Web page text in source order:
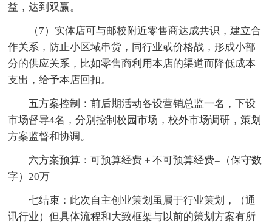
益，达到双赢。
（7）实体店可与邮校附近零售商达成共识，建立合
作关系，防止小区域串货，同行业或价格战，形成小部
分的供应关系，比如零售商利用本店的渠道而降低成本
支出，给予本店回扣。
五方案控制：前后期活动各设营销总监一名，下设
市场督导4名，分别控制校园市场，校外市场调研，策划
方案监督和协调。
六方案预算：可预算经费＋不可预算经费=（保守数
字）20万
七结束：此次自主创业策划虽属于行业策划，（通
讯行业）但具体流程和大致框架与以前的策划方案有所